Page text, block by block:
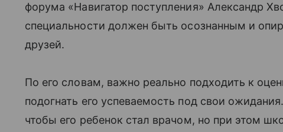
форума «Навигатор поступления» Александр
специальности должен быть осознанным и
друзей.
По его словам, важно реально подходить к
подогнать его успеваемость под свои
чтобы его ребенок стал врачом, но при этом